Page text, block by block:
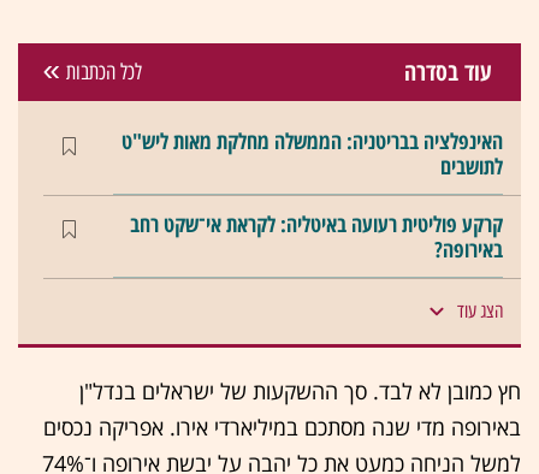
עוד בסדרה לכל הכתבות
האינפלציה בבריטניה: הממשלה מחלקת מאות ליש"ט
לתושבים
קרקע פוליטית רעועה באיטליה: לקראת אי־שקט רחב
באירופה?
הצג עוד
חץ כמובן לא לבד. סך ההשקעות של ישראלים בנדל"ן
באירופה מדי שנה מסתכם במיליארדי אירו. אפריקה נכסים
למשל הניחה כמעט את כל יהבה על יבשת אירופה ו־74%